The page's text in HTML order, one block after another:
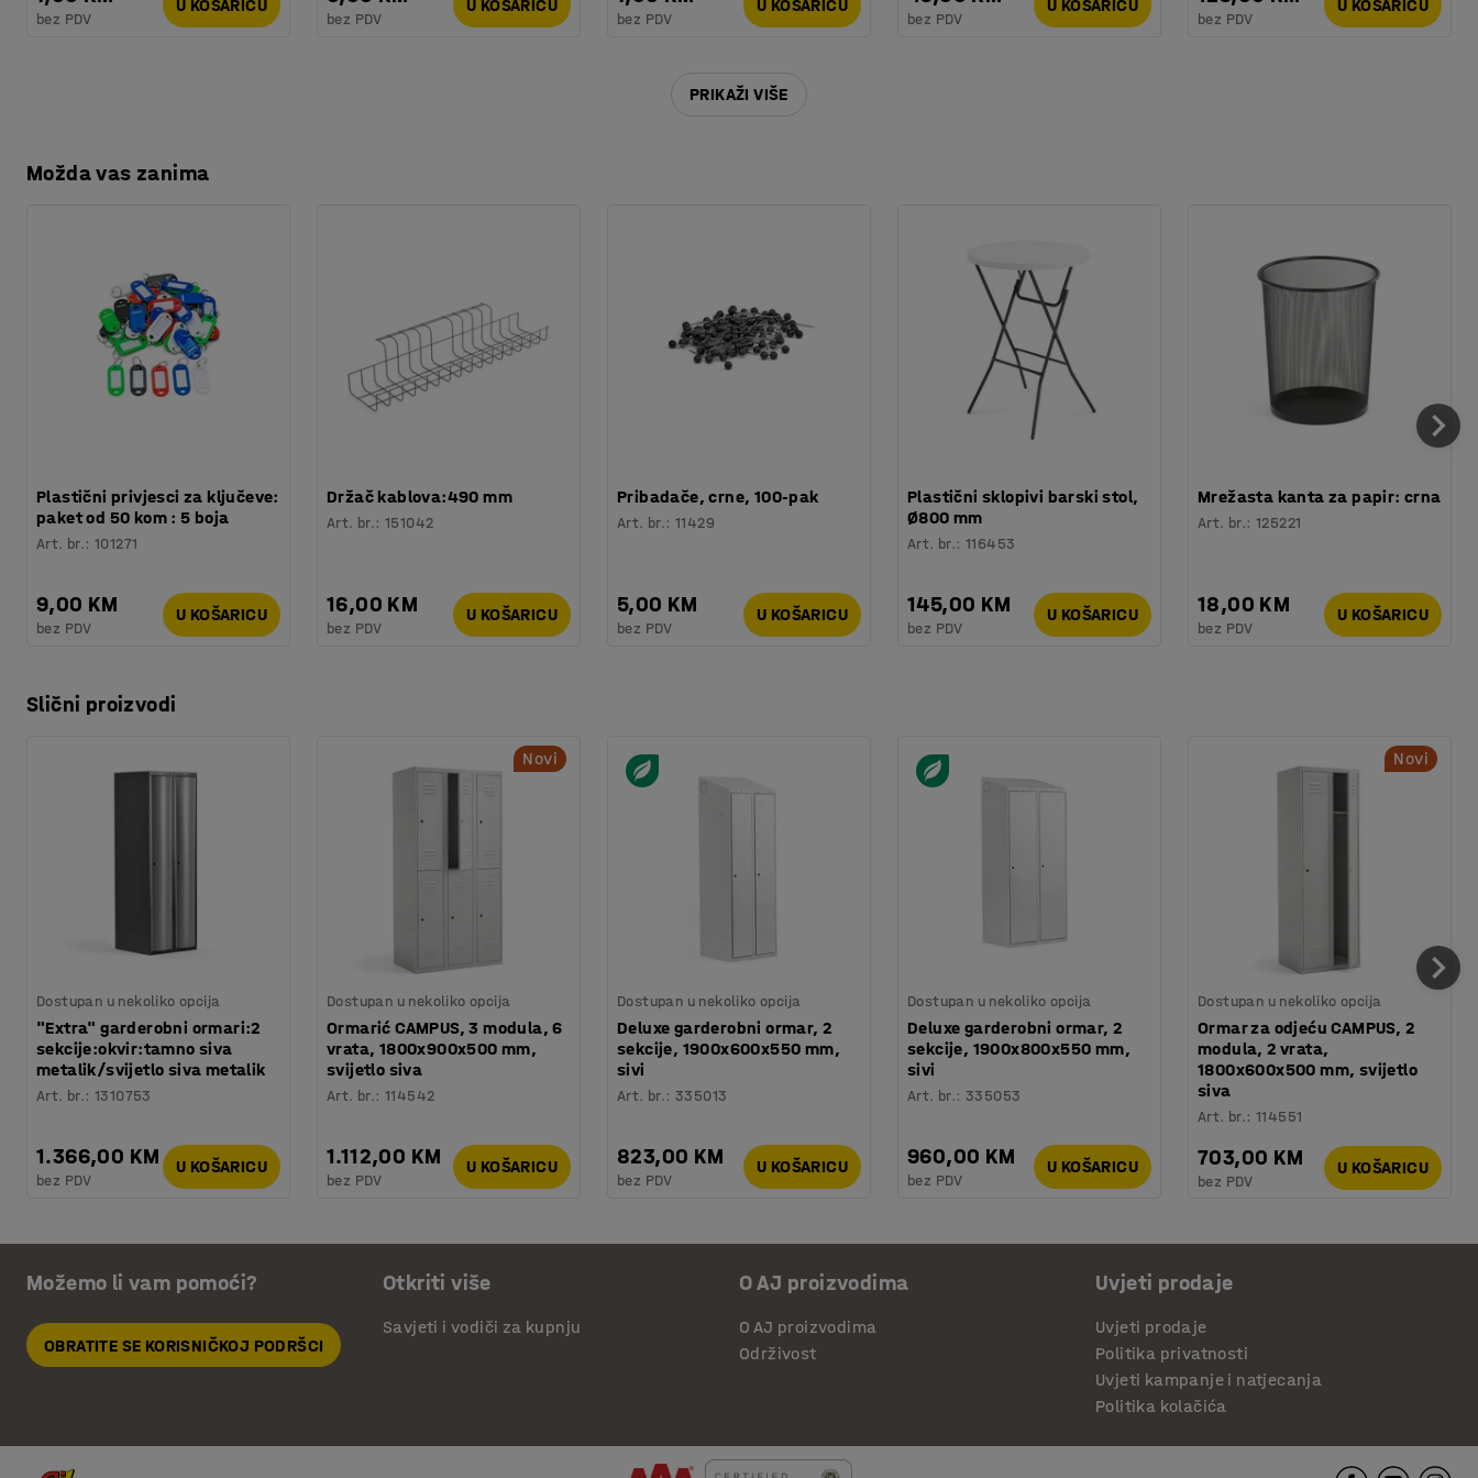
bez PDV
U KOŠARICU
bez PDV
U KOŠARICU
bez PDV
U KOŠARICU
bez PDV
U KOŠARICU
bez PDV
U KOŠARICU
PRIKAŽI VIŠE
Možda vas zanima
Plastični privjesci za ključeve:
paket od 50 kom : 5 boja
Art. br.:101271
9,00 KM
bez PDV
U KOŠARICU
Držač kablova:490 mm
Art. br.:151042
16,00 KM
bez PDV
U KOŠARICU
Pribadače, crne, 100-pak
Art. br.:11429
5,00 KM
bez PDV
U KOŠARICU
Plastični sklopivi barski stol,
Ø800 mm
Art. br.:116453
145,00 KM
bez PDV
U KOŠARICU
Mrežasta kanta za papir: crna
Art. br.:125221
18,00 KM
bez PDV
U KOŠARICU
Slični proizvodi
Dostupan u nekoliko opcija
"Extra" garderobni ormari:2
sekcije:okvir:tamno siva
metalik/svijetlo siva metalik
Art. br.:1310753
1.366,00 KM
bez PDV
U KOŠARICU
Novi
Dostupan u nekoliko opcija
Ormarić CAMPUS, 3 modula, 6
vrata, 1800x900x500 mm,
svijetlo siva
Art. br.:114542
1.112,00 KM
bez PDV
U KOŠARICU
Dostupan u nekoliko opcija
Deluxe garderobni ormar, 2
sekcije, 1900x600x550 mm,
sivi
Art. br.:335013
823,00 KM
bez PDV
U KOŠARICU
Dostupan u nekoliko opcija
Deluxe garderobni ormar, 2
sekcije, 1900x800x550 mm,
sivi
Art. br.:335053
960,00 KM
bez PDV
U KOŠARICU
Novi
Dostupan u nekoliko opcija
Ormar za odjeću CAMPUS, 2
modula, 2 vrata,
1800x600x500 mm, svijetlo
siva
Art. br.:114551
703,00 KM
bez PDV
U KOŠARICU
Možemo li vam pomoći?
OBRATITE SE KORISNIČKOJ PODRŠCI
Otkriti više
Savjeti i vodiči za kupnju
O AJ proizvodima
O AJ proizvodima
Održivost
Uvjeti prodaje
Uvjeti prodaje
Politika privatnosti
Uvjeti kampanje i natjecanja
Politika kolačića